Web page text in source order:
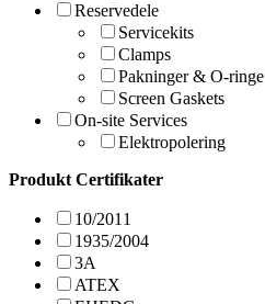
Reservedele
Servicekits
Clamps
Pakninger & O-ringe
Screen Gaskets
On-site Services
Elektropolering
Produkt Certifikater
10/2011
1935/2004
3A
ATEX